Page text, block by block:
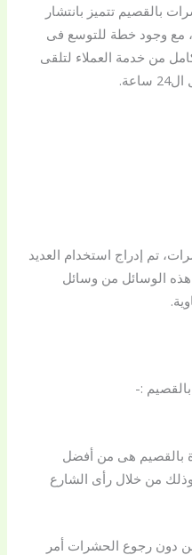
بالقصيم تتميز بانتشار
مع وجود خطة للتوسع فى
من خدمة العملاء لتلقى
تم إدراج استخدام العديد
الوسائل من وسائل
:-
بالقصيم هى من أفضل
من خلال رأى الشارع
دون رجوع الحشرات أمر